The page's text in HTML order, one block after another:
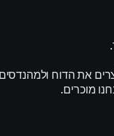
את הדוח
מוכרים.